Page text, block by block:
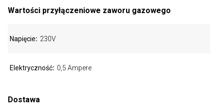
Wartości przyłączeniowe zaworu gazowego
Napięcie 230V
Elektryczność 0,5 Ampere
Dostawa